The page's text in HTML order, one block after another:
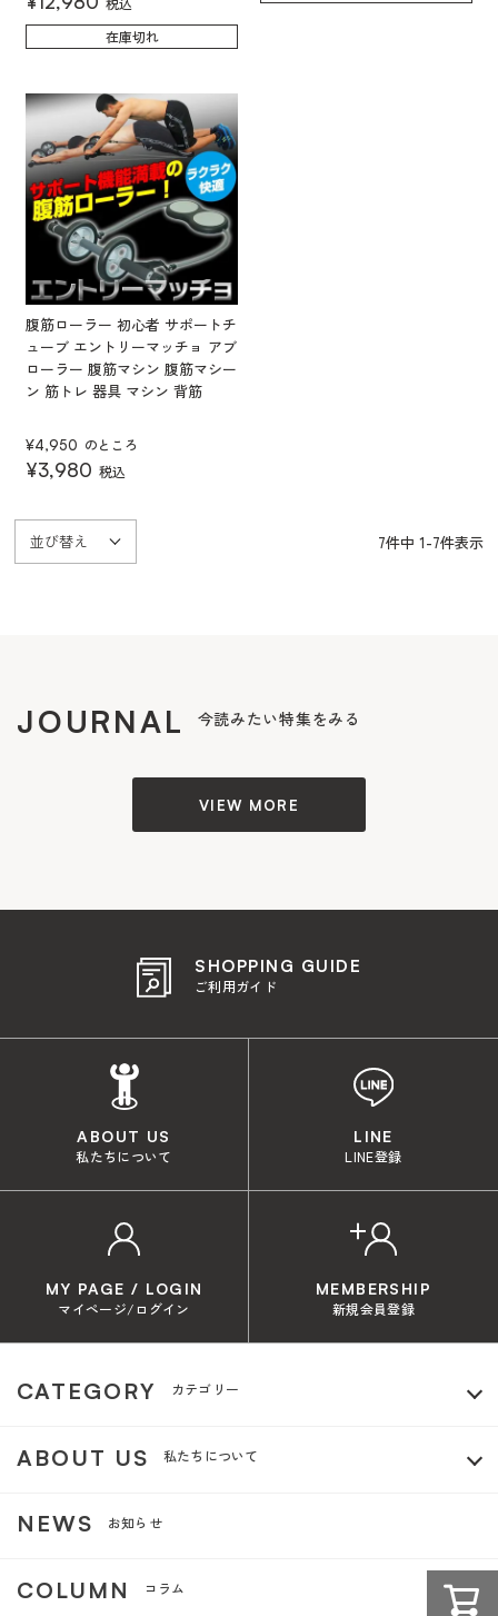
在庫切れ
腹筋ローラー 初心者 サポートチ
ューブ エントリーマッチョ アブ
ローラー 腹筋マシン 腹筋マシー
ン 筋トレ 器具 マシン 背筋
¥4,950 のところ
¥3,980 税込
並び替え 7件中 1-7件表示
JOURNAL 今読みたい特集をみる
VIEW MORE
SHOPPING GUIDE
ご利用ガイド
ABOUT US
私たちについて
LINE
LINE登録
MY PAGE / LOGIN
マイページ/ログイン
MEMBERSHIP
新規会員登録
CATEGORY カテゴリー
ABOUT US 私たちについて
NEWS お知らせ
COLUMN コラム